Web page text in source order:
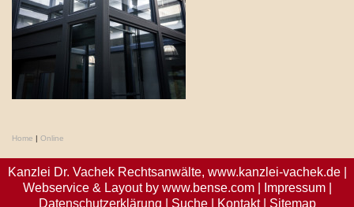
Home | Online
Kanzlei Dr. Vachek Rechtsanwälte, www.kanzlei-vachek.de|
Webservice & Layout by www.bense.com| Impressum|
Datenschutzerklärung
Suche| Kontakt| Sitemap